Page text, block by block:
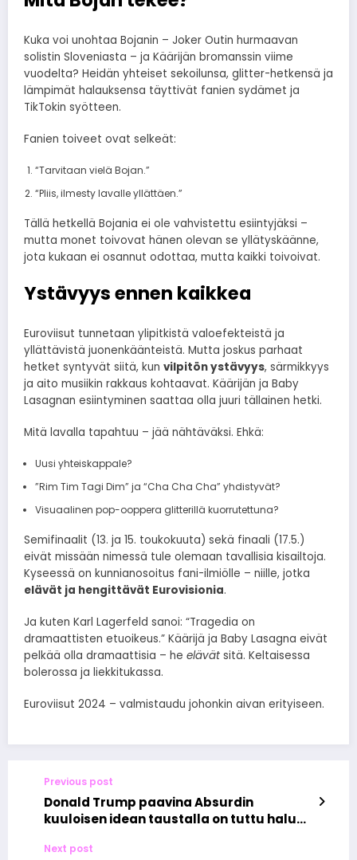
Kuka voi unohtaa Bojanin – Joker Outin hurmaavan
solistin Sloveniasta – ja Käärijän bromanssin viime
vuodelta? Heidän yhteiset sekoilunsa, glitter-hetkensä ja
lämpimät halauksensa täyttivät fanien sydämet ja
TikTokin syötteen.
Fanien toiveet ovat selkeät:
“Tarvitaan vielä Bojan.”
“Pliis, ilmesty lavalle yllättäen.”
Tällä hetkellä Bojania ei ole vahvistettu esiintyjäksi –
mutta monet toivovat hänen olevan se yllätyskäänne,
jota kukaan ei osannut odottaa, mutta kaikki toivoivat.
Ystävyys ennen kaikkea
Euroviisut tunnetaan ylipitkistä valoefekteistä ja
yllättävistä juonenkäänteistä. Mutta joskus parhaat
hetket syntyvät siitä, kun vilpitön ystävyys, särmikkyys
ja aito musiikin rakkaus kohtaavat. Käärijän ja Baby
Lasagnan esiintyminen saattaa olla juuri tällainen hetki.
Mitä lavalla tapahtuu – jää nähtäväksi. Ehkä:
Uusi yhteiskappale?
”Rim Tim Tagi Dim” ja “Cha Cha Cha” yhdistyvät?
Visuaalinen pop-ooppera glitterillä kuorrutettuna?
Semifinaalit (13. ja 15. toukokuuta) sekä finaali (17.5.)
eivät missään nimessä tule olemaan tavallisia kisailtoja.
Kyseessä on kunnianosoitus fani-ilmiölle – niille, jotka
elävät ja hengittävät Eurovisionia.
Ja kuten Karl Lagerfeld sanoi: “Tragedia on
dramaattisten etuoikeus.” Käärijä ja Baby Lasagna eivät
pelkää olla dramaattisia – he elävät sitä. Keltaisessa
bolerossa ja liekkitukassa.
Euroviisut 2024 – valmistaudu johonkin aivan erityiseen.
Previous post
Donald Trump paavina Absurdin
kuuloisen idean taustalla on tuttu halu
Next post